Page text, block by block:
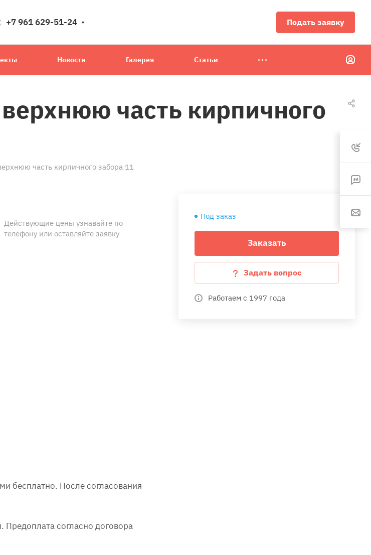
+7 961 629-51-24 Подать заявку
Новости Галерея Статьи
часть кирпичного
часть кирпичного забора 11
Под заказ
Заказать
Задать вопрос
Работаем с 1997 года
Действующие цены узнавайте по
телефону или оставляйте заявку
бесплатно. После согласования
согласно договора